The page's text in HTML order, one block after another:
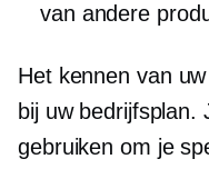
van andere
Het kennen van
bij uw bedrijfsplan.
gebruiken om je